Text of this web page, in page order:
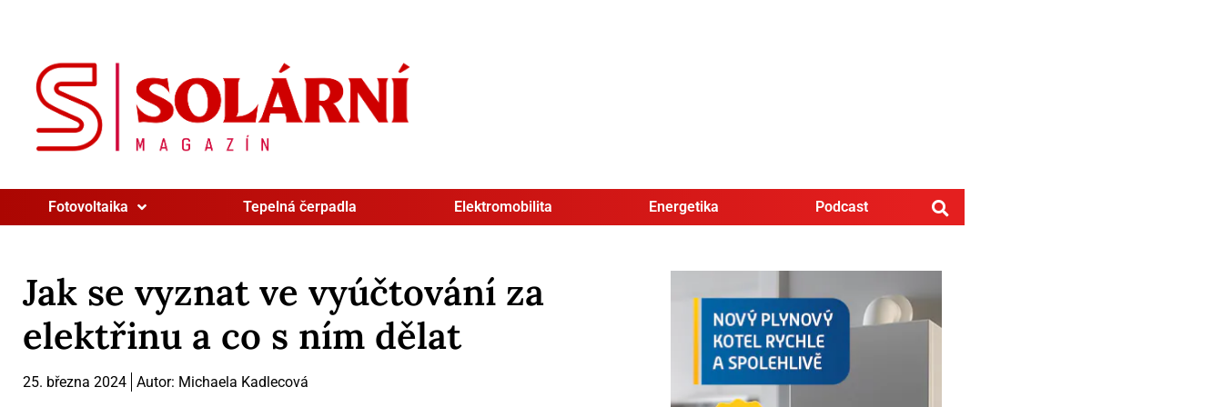
Fotovoltaika Tepelná čerpadla Elektromobilita Energetika Podcast
Jak se vyznat ve vyúčtování za
elektřinu a co s ním dělat
25. března 2024 Autor: Michaela Kadlecová